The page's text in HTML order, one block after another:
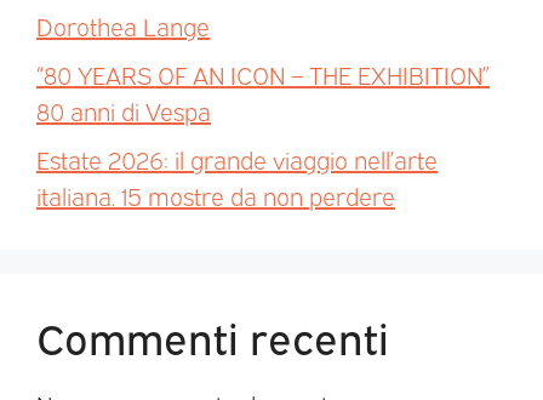
Dorothea Lange
“80 YEARS OF AN ICON – THE EXHIBITION”
80 anni di Vespa
Estate 2026: il grande viaggio nell’arte
italiana. 15 mostre da non perdere
Commenti recenti